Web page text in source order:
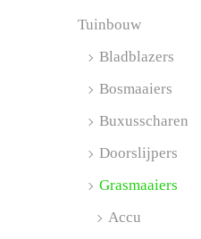
Tuinbouw
Bladblazers
Bosmaaiers
Buxusscharen
Doorslijpers
Grasmaaiers
Accu